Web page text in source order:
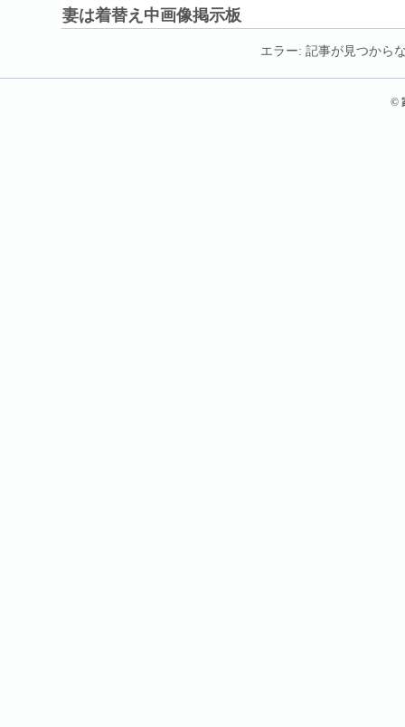
妻は着替え中画像掲示板
エラー: 記事が見つから
©